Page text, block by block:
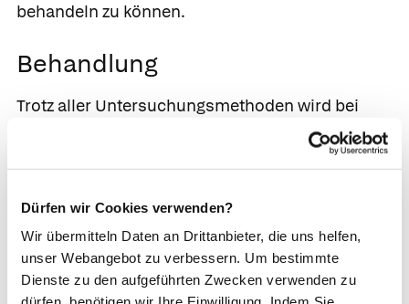
Dürfen wir Cookies verwenden?
Wir übermitteln Daten an Drittanbieter, die uns helfen,
unser Webangebot zu verbessern. Um bestimmte
Dienste zu den aufgeführten Zwecken verwenden zu
behandeln zu können.
Behandlung
Trotz aller Untersuchungsmethoden wird bei
über 90 % der Betroffenen keine behandelbare
Grunderkrankung gefunden, hier gehen die Ärzte
Testosteronempfindlichkeit der Haarbälge aus.
In diesen Fällen empfiehlt der Arzt die Einnahme
von Antiandrogenen wieCyproteronacetat
entweder als entsprechend antiandrogenhaltige